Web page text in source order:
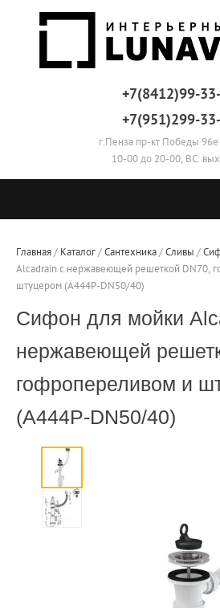
+7(8412)99-
+7(951)299-
г.Пенза пр-кт Победы
10-00 до 20-00, ВС:
Главная / Каталог / Сантехника / Сливы /
Alcadrain с нержавеющей решеткой DN70,
штуцером (A444P-DN50/40)
Сифон для мойки
нержавеющей
гофропереливом и
(A444P-DN50/40)